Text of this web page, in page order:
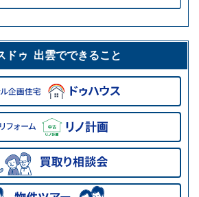
ドゥ 出雲でできること